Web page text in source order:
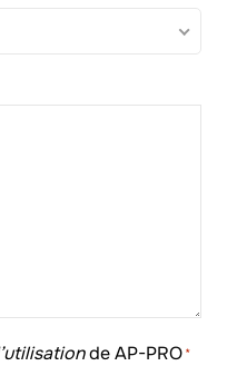
de AP-PRO*